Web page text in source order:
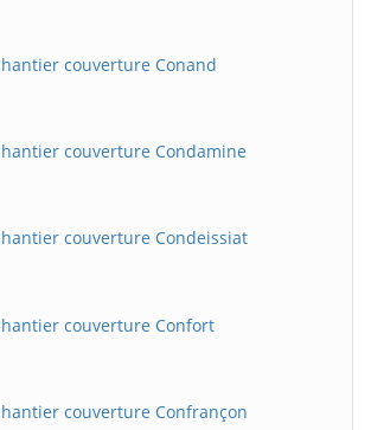
couverture Conand
couverture Condamine
couverture Condeissiat
couverture Confort
couverture Confrançon